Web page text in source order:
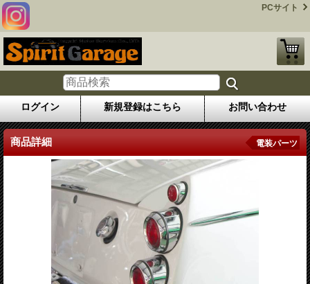
PCサイト
ログイン 新規登録はこちら お問い合わせ
商品詳細 電装パーツ